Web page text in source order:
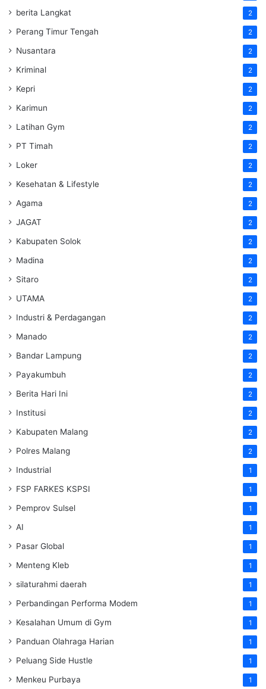
berita Langkat 2
Perang Timur Tengah 2
Nusantara 2
Kriminal 2
Kepri 2
Karimun 2
Latihan Gym 2
PT Timah 2
Loker 2
Kesehatan & Lifestyle 2
Agama 2
JAGAT 2
Kabupaten Solok 2
Madina 2
Sitaro 2
UTAMA 2
Industri & Perdagangan 2
Manado 2
Bandar Lampung 2
Payakumbuh 2
Berita Hari Ini 2
Institusi 2
Kabupaten Malang 2
Polres Malang 2
Industrial 1
FSP FARKES KSPSI 1
Pemprov Sulsel 1
AI 1
Pasar Global 1
Menteng Kleb 1
silaturahmi daerah 1
Perbandingan Performa Modem 1
Kesalahan Umum di Gym 1
Panduan Olahraga Harian 1
Peluang Side Hustle 1
Menkeu Purbaya 1